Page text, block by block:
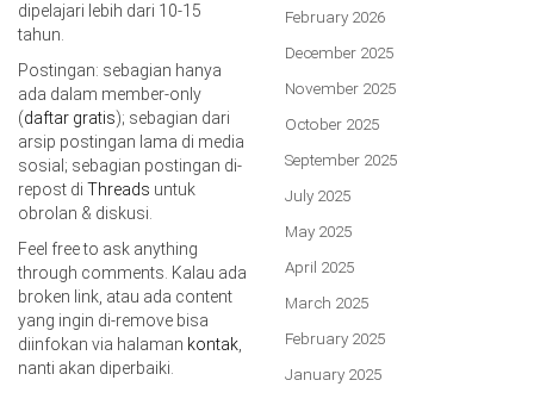
dipelajari lebih dari 10-15
tahun.
Postingan: sebagian hanya
ada dalam member-only
(daftar gratis); sebagian dari
arsip postingan lama di media
sosial; sebagian postingan di-
repost di Threads untuk
obrolan & diskusi.
Feel free to ask anything
through comments. Kalau ada
broken link, atau ada content
yang ingin di-remove bisa
diinfokan via halaman kontak
nanti akan diperbaiki.
February 2026
December 2025
November 2025
October 2025
September 2025
July 2025
May 2025
April 2025
March 2025
February 2025
January 2025